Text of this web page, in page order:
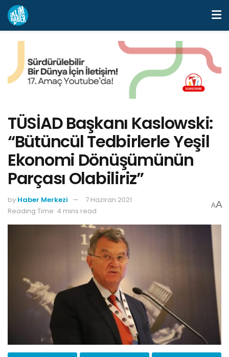
TÜSİAD Başkanı Kaslowski:
“Bütüncül Tedbirlerle Yeşil
Ekonomi Dönüşümünün
Parçası Olabiliriz”
by Haber Merkezi
7 Haziran 2021
Reading Time: 4 mins read
AA